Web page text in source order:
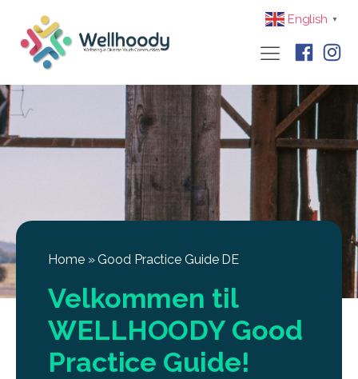
English ▼
Home»Good Practice Guide DE
Velkommen til
WELLHOODY Good
Practice Guide!